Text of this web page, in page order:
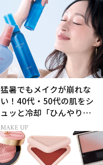
猛暑でもメイクが崩れな
い！40代・50代の肌をシ
ュッと冷却「ひんやりミ
スト」
MAKE UP